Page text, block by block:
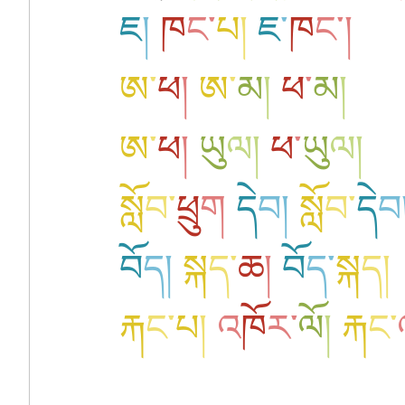
ཇ། ཁང་པ། ཇ་ཁང་།
ཨ་ཕ། ཨ་མ། ཕ་མ།
ཨ་ཕ། ཡུལ། ཕ་ཡུལ།
སློབ་ཕྲུག དེབ། སློབ་དེབ
བོད། སྐད་ཆ། བོད་སྐད།
རྐང་པ། འཁོར་ལོ། རྐང་